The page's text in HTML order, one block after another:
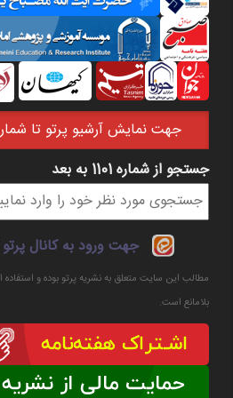
جهت نمايش آرشيو پرتو تا شماره 1100 اينجا را كليك
فرم جستجو
جستجو از شماره 1101 به بعد
جهت ورود به کانال
مطالب این سایت متعلق به نشریه پرتو بوده و
بلامانع است.